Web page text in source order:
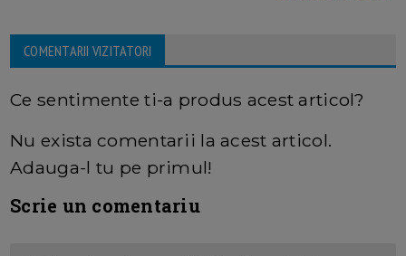
COMENTARII VIZITATORI
Ce sentimente ti-a produs acest articol?
Nu exista comentarii la acest articol.
Adauga-l tu pe primul!
Scrie un comentariu